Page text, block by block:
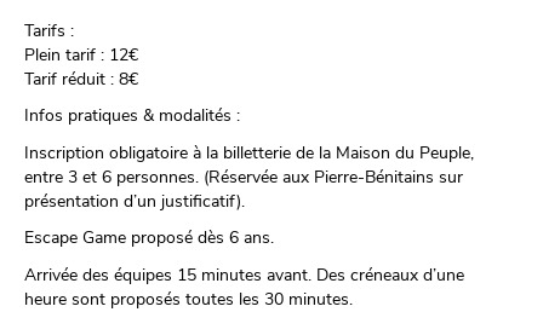
Tarifs :
Plein tarif : 12€
Tarif réduit : 8€
Infos pratiques & modalités :
Inscription obligatoire à la billetterie de la Maison du Peuple,
entre 3 et 6 personnes. (Réservée aux Pierre-Bénitains sur
présentation d’un justificatif).
Escape Game proposé dès 6 ans.
Arrivée des équipes 15 minutes avant. Des créneaux d’une
heure sont proposés toutes les 30 minutes.